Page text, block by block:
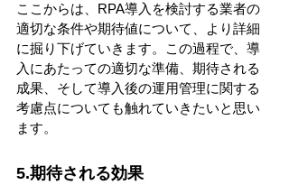
ここからは、RPA導入を検討する業者の
適切な条件や期待値について、より詳細
に掘り下げていきます。この過程で、導
入にあたっての適切な準備、期待される
成果、そして導入後の運用管理に関する
考慮点についても触れていきたいと思い
ます。
5.期待される効果